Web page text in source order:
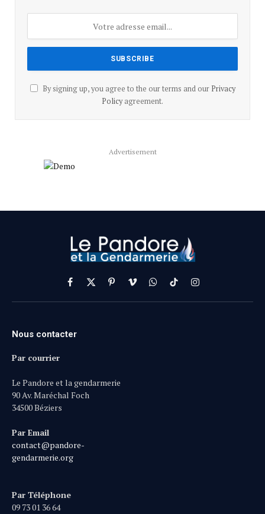
By signing up, you agree to the our terms and our Privacy
Policyagreement.
Advertisement
Facebook
X
(Twitter)
PinterestVimeoWhatsApp
TikTokInstagram
Nous contacter
Par courrier
Le Pandore et la gendarmerie
90 Av. Maréchal Foch
34500 Béziers
Par Email
contact@pandore-
gendarmerie.org
Par Téléphone
09 73 01 36 64